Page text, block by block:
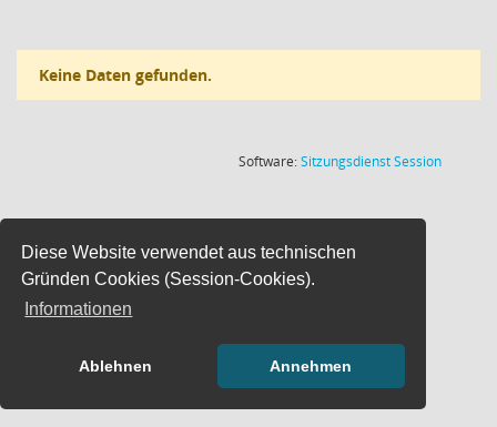
Diese Website verwendet aus technischen
Gründen Cookies (Session-Cookies).
Informationen
Ablehnen Annehmen
Keine Daten gefunden.
Software:SitzungsdienstSession(Wird in